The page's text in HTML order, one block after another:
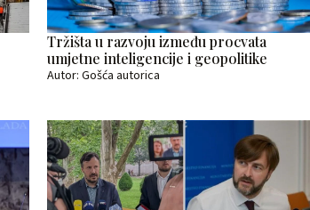
Tržišta u razvoju između procvata
umjetne inteligencije i geopolitike
Autor: Gošća autorica